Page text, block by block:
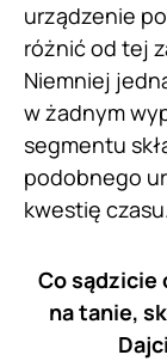
urządzenie
różnić od tej
Niemniej
w żadnym
segmentu
podobnego
kwestię czasu.
Co sądzicie
na tanie,